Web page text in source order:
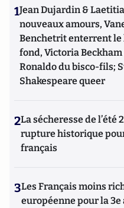
1Jean Dujardin &
nouveaux amours,
Benchetrit enterrent le
fond, Victoria
Ronaldo du bisco-fils;
Shakespeare queer
2La sécheresse de
rupture historique
français
3Les Français moins
européenne pour la